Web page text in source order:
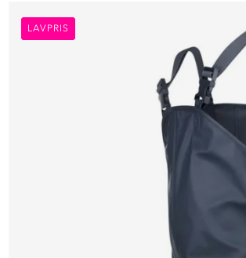
LAVPRIS
LAVPRIS